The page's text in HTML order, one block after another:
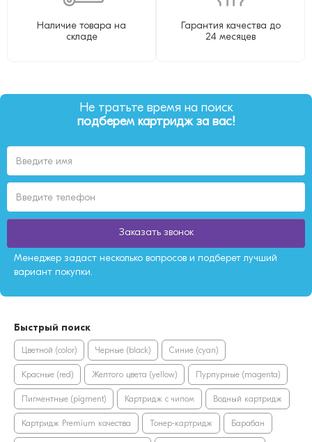
Наличие товара на
складе
Гарантия качества до
24 месяцев
Не тратьте время на поиск
подберем картридж за вас!
Заказать звонок
Менеджер задаст несколько вопросов и подберет лучший
вариант покупки.
Быстрый поиск
Цветной (color) Черные (black) Синие (cyan)
Красные (red) Желтого цвета (yellow) Пурпурные (magenta)
Пигментные (pigment) Картридж с чипом Водный картридж
Картридж Premium качества Тонер-картридж Барабан